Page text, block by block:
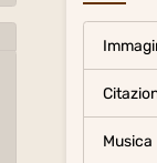
Musica